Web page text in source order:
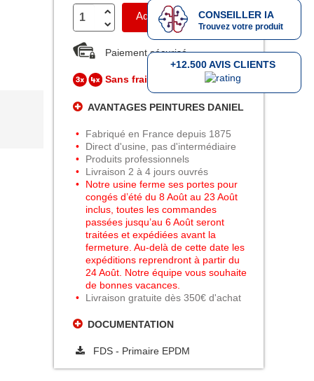
Add to cart
Paiement sécurisé
Sans frais à partir de 800€
AVANTAGES PEINTURES DANIEL
Fabriqué en France depuis 1875
Direct d'usine, pas d'intermédiaire
Produits professionnels
Livraison 2 à 4 jours ouvrés
Notre usine ferme ses portes pour
congés d’été du 8 Août au 23 Août
inclus, toutes les commandes
passées jusqu’au 6 Août seront
traitées et expédiées avant la
fermeture. Au-delà de cette date les
expéditions reprendront à partir du
24 Août. Notre équipe vous souhaite
de bonnes vacances.
Livraison gratuite dès 350€ d'achat
DOCUMENTATION
FDS - Primaire EPDM
+12.500 AVIS CLIENTS
CONSEILLER IA
Trouvez votre produit